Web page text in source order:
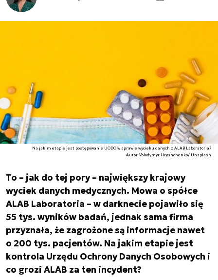
Na jakim etapie jest postępowanie UODO w sprawie wycieku danych z ALAB Laboratoria?
Autor. Volodymyr Hryshchenko/ Unsplash
To – jak do tej pory – największy krajowy
wyciek danych medycznych. Mowa o spółce
ALAB Laboratoria – w darknecie pojawiło się
55 tys. wyników badań, jednak sama firma
przyznała, że zagrożone są informacje nawet
o 200 tys. pacjentów. Na jakim etapie jest
kontrola Urzędu Ochrony Danych Osobowych i
co grozi ALAB za ten incydent?